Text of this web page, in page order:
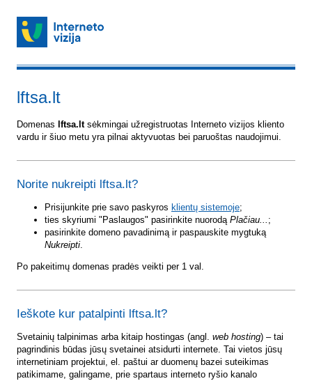
lftsa.lt
Domenas lftsa.ltsėkmingai užregistruotas Interneto vizijos kliento
vardu ir šiuo metu yra pilnai aktyvuotas bei paruoštas naudojimui.
Norite nukreipti lftsa.lt?
Prisijunkite prie savo paskyros klientų sistemoje;
ties skyriumi "Paslaugos" pasirinkite nuorodą Plačiau... ;
pasirinkite domeno pavadinimą ir paspauskite mygtuką
Nukreipti.
Po pakeitimų domenas pradės veikti per 1 val.
Ieškote kur patalpinti lftsa.lt?
Svetainių talpinimas arba kitaip hostingas (angl. web hosting) – tai
pagrindinis būdas jūsų svetainei atsidurti internete. Tai vietos jūsų
internetiniam projektui, el. paštui ar duomenų bazei suteikimas
patikimame, galingame, prie spartaus interneto ryšio kanalo